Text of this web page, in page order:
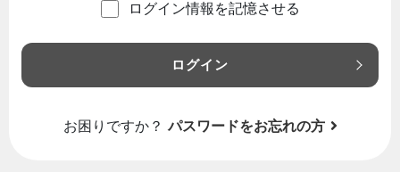
ログイン情報を記憶させる
ログイン
お困りですか？ パスワードをお忘れの方